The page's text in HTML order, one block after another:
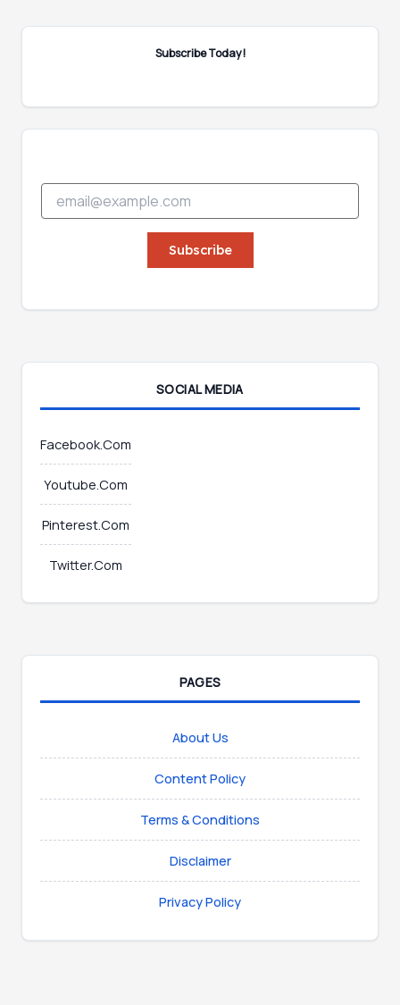
Subscribe Today!
a
i
l
*
E
Subscribe
SOCIAL MEDIA
Facebook.Com
Youtube.Com
Pinterest.Com
Twitter.Com
PAGES
About Us
Content Policy
Terms & Conditions
Disclaimer
Privacy Policy